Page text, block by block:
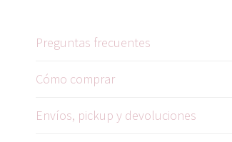
Preguntas frecuentes
Cómo comprar
Envíos, pickup y devoluciones